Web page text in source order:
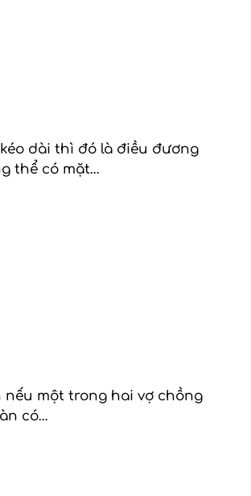
dài thì đó là điều đương
thể có mặt…
một trong hai vợ chồng
có…